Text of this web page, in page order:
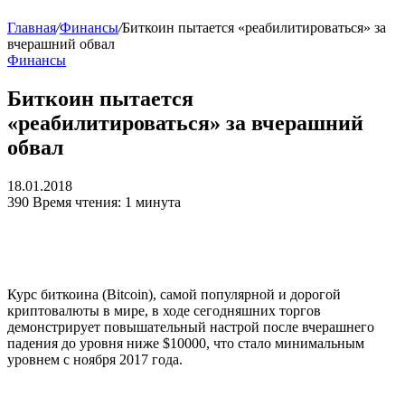
Главная/Финансы/Биткоин пытается «реабилитироваться» за
вчерашний обвал
Финансы
Биткоин пытается
«реабилитироваться» за вчерашний
обвал
18.01.2018
390 Время чтения: 1 минута
Курс биткоина (Bitcoin), самой популярной и дорогой
криптовалюты в мире, в ходе сегодняшних торгов
демонстрирует повышательный настрой после вчерашнего
падения до уровня ниже $10000, что стало минимальным
уровнем с ноября 2017 года.